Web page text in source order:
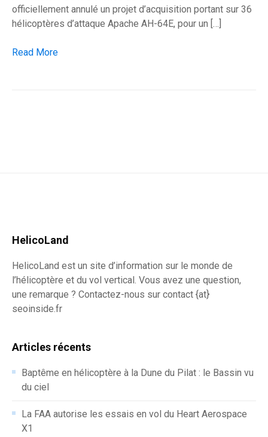
officiellement annulé un projet d’acquisition portant sur 36
hélicoptères d’attaque Apache AH-64E, pour un […]
Séoul annule un contrat de 2,2 milliards pour les Apache
Read More
HelicoLand
HelicoLand est un site d’information sur le monde de
l’hélicoptère et du vol vertical. Vous avez une question,
une remarque ? Contactez-nous sur contact {at}
seoinside.fr
Articles récents
Baptême en hélicoptère à la Dune du Pilat : le Bassin vu
du ciel
La FAA autorise les essais en vol du Heart Aerospace
X1